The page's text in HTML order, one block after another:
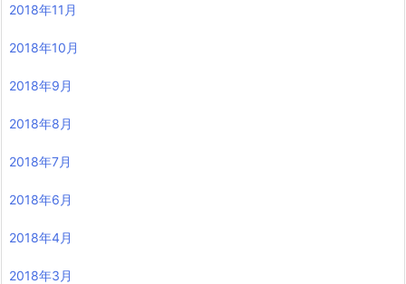
2018年11月
2018年10月
2018年9月
2018年8月
2018年7月
2018年6月
2018年4月
2018年3月